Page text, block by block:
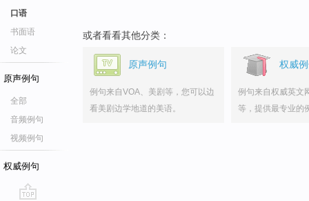
口语
书面语
论文
原声例句
全部
音频例句
视频例句
权威例句
或者看看其他分类：
原声例句
例句来自VOA、美剧等，您可以边
看美剧边学地道的美语。
权威
例句来自权威英文
等，提供最专业的